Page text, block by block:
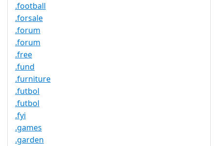
.football
.forsale
.forum
.forum
.free
.fund
.furniture
.futbol
.futbol
.fyi
.games
.garden